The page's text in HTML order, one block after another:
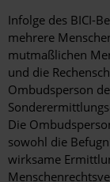
Infolge des BICI-
mehrere
mutmaßlichen
und die
Ombudsperson
Die
sowohl die
wirksame